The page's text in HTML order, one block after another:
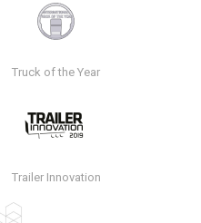
Truck of the Year
Trailer Innovation